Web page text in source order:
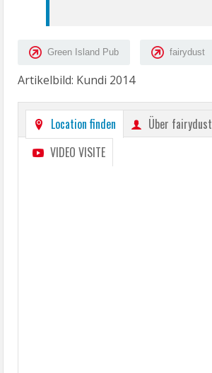
Green Island Pub fairydust
Artikelbild: Kundi 2014
Location finden
Über fairydust
VIDEO VISITE